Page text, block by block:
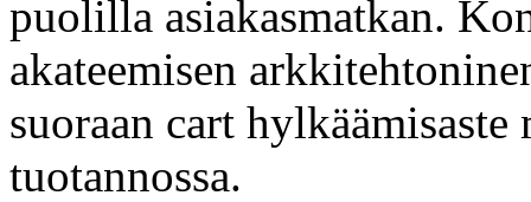
puolilla asiakasmatkan.
akateemisen
suoraan cart
tuotannossa.